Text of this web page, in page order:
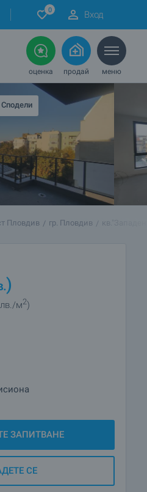
0 Вход
оценка продай меню
Сподели
Пловдив гр. Пловдив
)
лв./м2)
ЗАПИТВАНЕ
СЕ